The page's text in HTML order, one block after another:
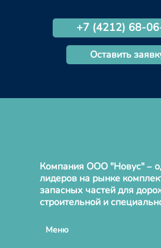
+7 (4212) 68-
Оставить
Компания ООО "Новус" –
лидеров на рынке
запасных частей для
строительной и
Меню